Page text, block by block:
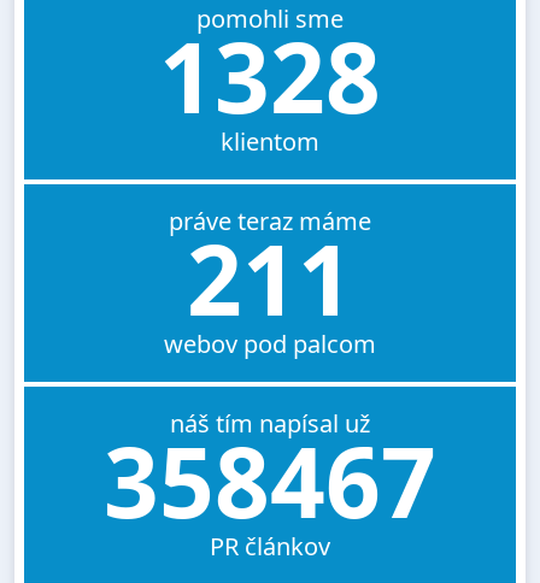
pomohli sme
1328
klientom
práve teraz máme
211
webov pod palcom
náš tím napísal už
358467
PR článkov